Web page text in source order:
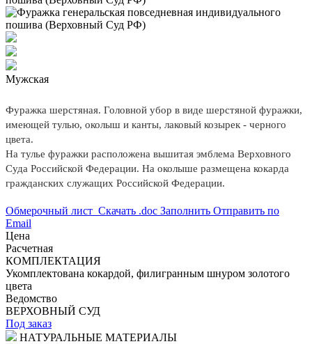
Мужская
Фуражка шерстяная. Головной убор в виде шерстяной фуражки,
имеющей тулью, околыш и канты, лаковый козырек - черного
цвета.
На тулье фуражки расположена вышитая эмблема Верховного
Суда Российской Федерации. На околыше размещена кокарда
гражданских служащих Российской Федерации.
Обмерочный лист Скачать .doc Заполнить Отправить по
Email
Цена
Расчетная
КОМПЛЕКТАЦИЯ
Укомплектована кокардой, филигранным шнуром золотого
цвета
Ведомство
ВЕРХОВНЫЙ СУД
Под заказ
НАТУРАЛЬНЫЕ МАТЕРИАЛЫ